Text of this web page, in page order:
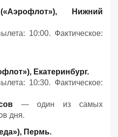
Нижний
10:00. Фактическое:
Екатеринбург.
10:30. Фактическое:
— один из самых
дня.
Пермь.